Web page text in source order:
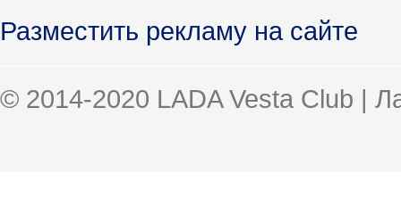
Разместить рекламу на сайте
© 2014-2020 LADA Vesta Club |